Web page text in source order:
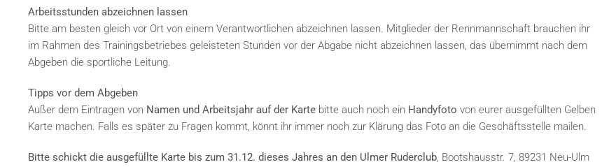
Arbeitsstunden abzeichnen lassen
Bitte am besten gleich vor Ort von einem Verantwortlichen abzeichnen lassen. Mitglieder der Rennmannschaft brauchen ihr
im Rahmen des Trainingsbetriebes geleisteten Stunden vor der Abgabe nicht abzeichnen lassen, das übernimmt nach dem
Abgeben die sportliche Leitung.
Tipps vor dem Abgeben
Außer dem Eintragen von Namen und Arbeitsjahr auf der Karte bitte auch noch ein Handyfoto von eurer ausgefüllten Gelben
Karte machen. Falls es später zu Fragen kommt, könnt ihr immer noch zur Klärung das Foto an die Geschäftsstelle mailen.
Bitte schickt die ausgefüllte Karte bis zum 31.12. dieses Jahres an den Ulmer Ruderclub, Bootshausstr. 7, 89231 Neu-Ulm